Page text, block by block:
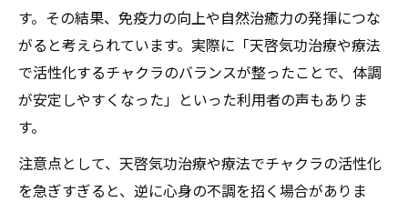
す。その結果、免疫力の向上や自然治癒力の発揮につな
がると考えられています。実際に「天啓気功治療や療法
で活性化するチャクラのバランスが整ったことで、体調
が安定しやすくなった」といった利用者の声もありま
す。
注意点として、天啓気功治療や療法でチャクラの活性化
を急ぎすぎると、逆に心身の不調を招く場合がありま